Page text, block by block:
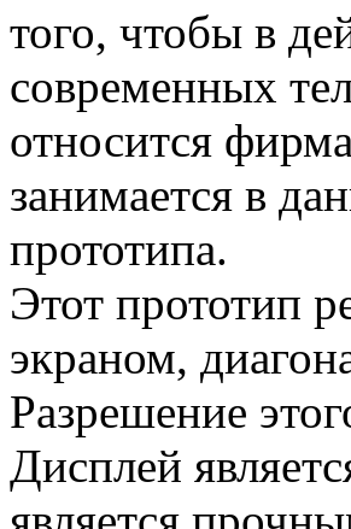
того, чтобы в
современных
относится
занимается в
прототипа.
Этот прототип
экраном,
Разрешение
Дисплей